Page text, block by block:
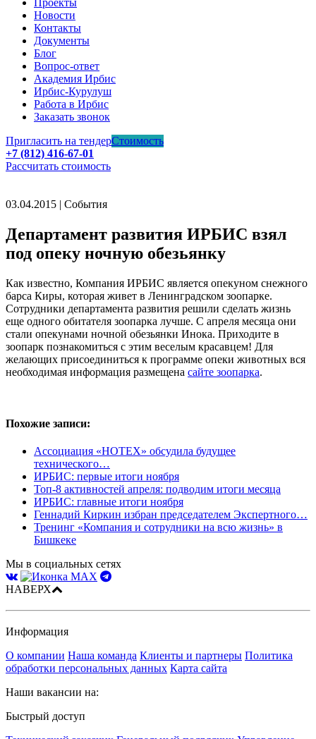
Проекты
Новости
Контакты
Документы
Блог
Вопрос-ответ
Академия Ирбис
Ирбис-Курулуш
Работа в Ирбис
Заказать звонок
Пригласить на тендерСтоимость
+7 (812) 416-67-01
Рассчитать стоимость
03.04.2015 | События
Департамент развития ИРБИС взял
под опеку ночную обезьянку
Как известно, Компания ИРБИС является опекуном снежного
барса Киры, которая живет в Ленинградском зоопарке.
Сотрудники департамента развития решили сделать жизнь
еще одного обитателя зоопарка лучше. С апреля месяца они
стали опекунами ночной обезьянки Инока. Приходите в
зоопарк познакомиться с этим веселым красавцем! Для
желающих присоединиться к программе опеки животных вся
необходимая информация размещена сайте зоопарка.
Похожие записи:
Ассоциация «НОТЕХ» обсудила будущее
технического…
ИРБИС: первые итоги ноября
Топ-8 активностей апреля: подводим итоги месяца
ИРБИС: главные итоги ноября
Геннадий Киркин избран председателем Экспертного…
Тренинг «Компания и сотрудники на всю жизнь» в
Бишкеке
Мы в социальных сетях
НАВЕРХ
Информация
О компании Наша команда Клиенты и партнеры Политика
обработки персональных данных Карта сайта
Наши вакансии на:
Быстрый доступ